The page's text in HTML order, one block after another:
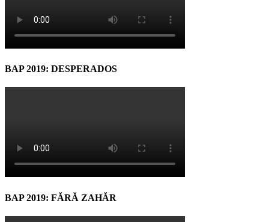
BAP 2019: DESPERADOS
BAP 2019: FĂRĂ ZAHĂR